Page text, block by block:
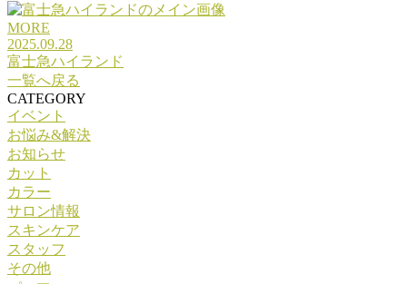
MORE
2025.09.28
富士急ハイランド
一覧へ戻る
CATEGORY
イベント
お悩み&解決
お知らせ
カット
カラー
サロン情報
スキンケア
スタッフ
その他